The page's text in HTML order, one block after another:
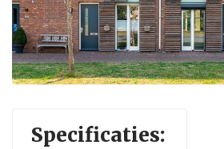
EEN WONING KOPEN
HUIS
GRATIS
Specificaties: